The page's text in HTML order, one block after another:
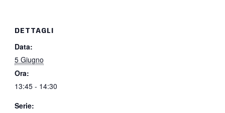
DETTAGLI
Data:
5 Giugno
Ora:
13:45 - 14:30
Serie: